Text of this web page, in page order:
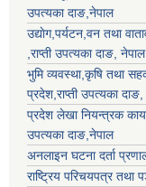
उपत्यका दाङ ,नेपाल
उद्याेग,पर्यटन,वन तथा
राप्ती उपत्यका दाङ , नेपाल
भुमि व्यवस्था,कृषि तथा
प्रदेश राप्ती उपत्यका दाङ
प्रदेश लेखा नियन्त्रक
उपत्यका दाङ ,नेपाल
अनलाइन घटना दर्ता
राष्ट्रिय परिचयपत्र तथा